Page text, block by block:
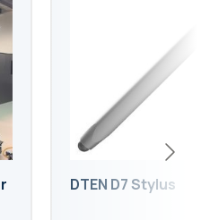
DTEN D7 Stylus